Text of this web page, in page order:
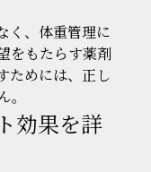
く、体重管理に
をもたらす薬剤
ためには、正し
効果を詳